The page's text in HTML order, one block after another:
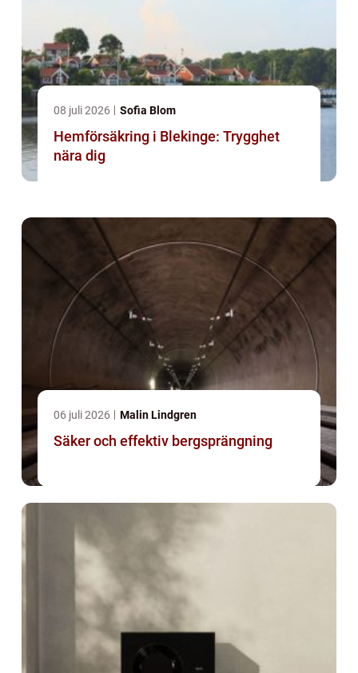
08 juli 2026 Sofia Blom
Hemförsäkring i Blekinge: Trygghet
nära dig
06 juli 2026 Malin Lindgren
Säker och effektiv bergsprängning